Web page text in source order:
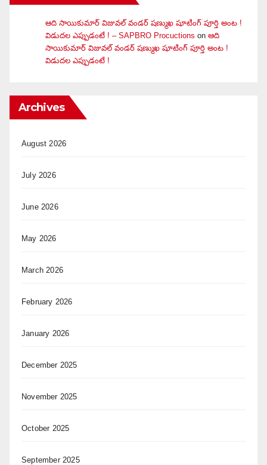
ఆది సాయికుమార్ విజువ‌ల్ వండ‌ర్ ష‌ణ్ముఖ షూటింగ్ పూర్తి అంట !
విడుదల ఎప్పుడంటే ! – SAPBRO Procuctions on ఆది
సాయికుమార్ విజువ‌ల్ వండ‌ర్ ష‌ణ్ముఖ షూటింగ్ పూర్తి అంట !
విడుదల ఎప్పుడంటే !
Archives
August 2026
July 2026
June 2026
May 2026
March 2026
February 2026
January 2026
December 2025
November 2025
October 2025
September 2025